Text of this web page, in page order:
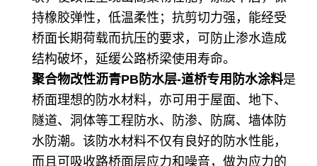
持橡胶弹性，低温柔性；抗剪切力强，能经受
桥面长期荷载而抗压的要求，可防止渗水造成
结构破坏，延缓公路桥梁使用寿命。
聚合物改性沥青PB防水层-道桥专用防水涂料是
桥面理想的防水材料，亦可用于屋面、地下、
隧道、洞体等工程防水、防渗、防腐、墙体防
水防潮。该防水材料不仅有良好的防水性能，
而且可吸收路桥面层应力和噪音，做为应力的